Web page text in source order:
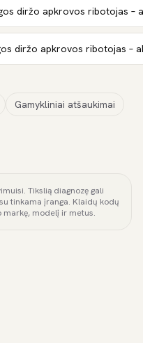
diržo apkrovos ribotojas –
diržo apkrovos ribotojas –
Gamykliniai atšaukimai
Tikslią diagnozę gali
tinkama įranga. Klaidų kodų
modelį ir metus.